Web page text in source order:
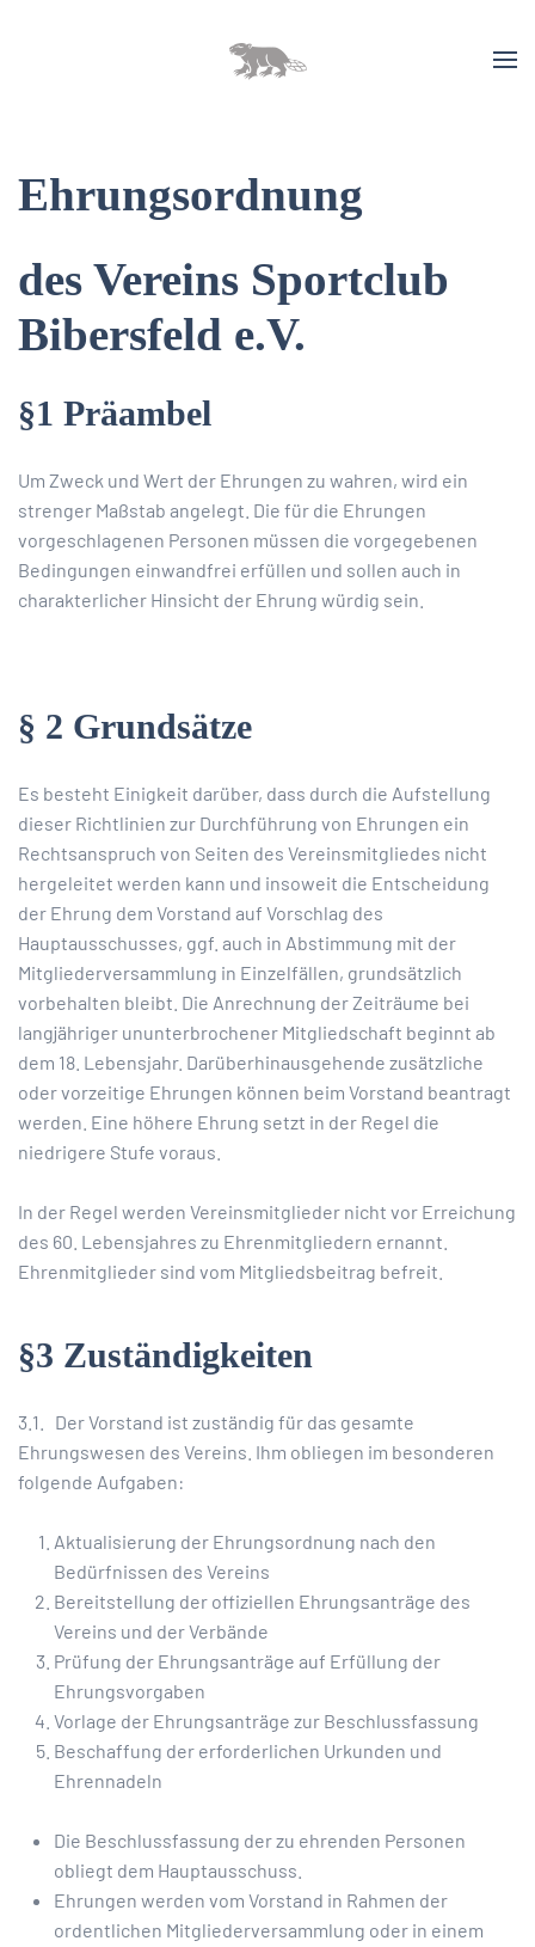
Ehrungsordnung
des Vereins Sportclub
Bibersfeld e.V.
§1 Präambel
Um Zweck und Wert der Ehrungen zu wahren, wird ein
strenger Maßstab angelegt. Die für die Ehrungen
vorgeschlagenen Personen müssen die vorgegebenen
Bedingungen einwandfrei erfüllen und sollen auch in
charakterlicher Hinsicht der Ehrung würdig sein.
§ 2 Grundsätze
Es besteht Einigkeit darüber, dass durch die Aufstellung
dieser Richtlinien zur Durchführung von Ehrungen ein
Rechtsanspruch von Seiten des Vereinsmitgliedes nicht
hergeleitet werden kann und insoweit die Entscheidung
der Ehrung dem Vorstand auf Vorschlag des
Hauptausschusses, ggf. auch in Abstimmung mit der
Mitgliederversammlung in Einzelfällen, grundsätzlich
vorbehalten bleibt. Die Anrechnung der Zeiträume bei
langjähriger ununterbrochener Mitgliedschaft beginnt ab
dem 18. Lebensjahr. Darüberhinausgehende zusätzliche
oder vorzeitige Ehrungen können beim Vorstand beantragt
werden. Eine höhere Ehrung setzt in der Regel die
niedrigere Stufe voraus.
In der Regel werden Vereinsmitglieder nicht vor Erreichung
des 60. Lebensjahres zu Ehrenmitgliedern ernannt.
Ehrenmitglieder sind vom Mitgliedsbeitrag befreit.
§3 Zuständigkeiten
3.1. Der Vorstand ist zuständig für das gesamte
Ehrungswesen des Vereins. Ihm obliegen im besonderen
folgende Aufgaben:
Aktualisierung der Ehrungsordnung nach den
Bedürfnissen des Vereins
Bereitstellung der offiziellen Ehrungsanträge des
Vereins und der Verbände
Prüfung der Ehrungsanträge auf Erfüllung der
Ehrungsvorgaben
Vorlage der Ehrungsanträge zur Beschlussfassung
Beschaffung der erforderlichen Urkunden und
Ehrennadeln
Die Beschlussfassung der zu ehrenden Personen
obliegt dem Hauptausschuss.
Ehrungen werden vom Vorstand in Rahmen der
ordentlichen Mitgliederversammlung oder in einem